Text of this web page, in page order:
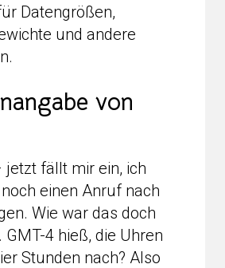
Datengrößen,
und andere
von
fällt mir ein, ich
einen Anruf nach
Wie war das doch
4 hieß, die Uhren
Stunden nach? Also